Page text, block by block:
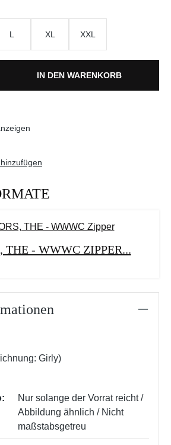
L XL XXL
Gib den gewünschten
IN DEN WARENKORB
THE - WWWC ZIPPER...
Girly)
Nur solange der Vorrat reicht /
Abbildung ähnlich / Nicht
maßstabsgetreu